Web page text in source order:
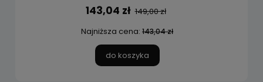
143,04 zł 149,00 zł
Najniższa cena: 143,04 zł
do koszyka